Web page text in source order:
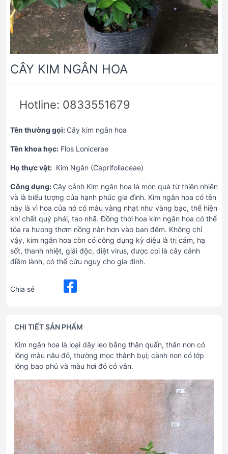
CÂY KIM NGÂN HOA
Hotline: 0833551679
Tên thường gọi: Cây kim ngân hoa
Tên khoa học: Flos Lonicerae
Họ thực vật: Kim Ngân (Caprifoliaceae)
Công dụng: Cây cảnh Kim ngân hoa là món quà từ thiên nhiên
và là biểu tượng của hạnh phúc gia đình. Kim ngân hoa có tên
này là vì hoa của nó có màu vàng nhạt như vàng bạc, thể hiện
khí chất quý phái, tao nhã. Đồng thời hoa kim ngân hoa có thể
tỏa ra hương thơm nồng nàn hơn vào ban đêm. Không chỉ
vậy, kim ngân hoa còn có công dụng kỳ diệu là trị cảm, hạ
sốt, thanh nhiệt, giải độc, diệt virus, được coi là cây cảnh
điềm lành, có thể cứu nguy cho gia đình.
Chia sẻ
CHI TIẾT SẢN PHẨM
Kim ngân hoa là loại dây leo bằng thân quấn, thân non có
lông màu nâu đỏ, thường mọc thành bụi; cành non có lớp
lông bao phủ và màu hơi đỏ có vân.